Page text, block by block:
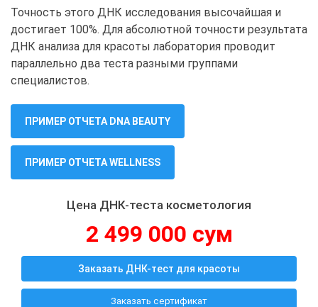
Точность этого ДНК исследования высочайшая и
достигает 100%. Для абсолютной точности результата
ДНК анализа для красоты лаборатория проводит
параллельно два теста разными группами
специалистов.
ПРИМЕР ОТЧЕТА DNA BEAUTY
ПРИМЕР ОТЧЕТА WELLNESS
Цена ДНК-теста косметология
2 499 000 сум
Заказать ДНК-тест для красоты
Заказать сертификат